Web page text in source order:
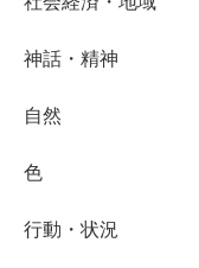
神話・精神
自然
色
行動・状況